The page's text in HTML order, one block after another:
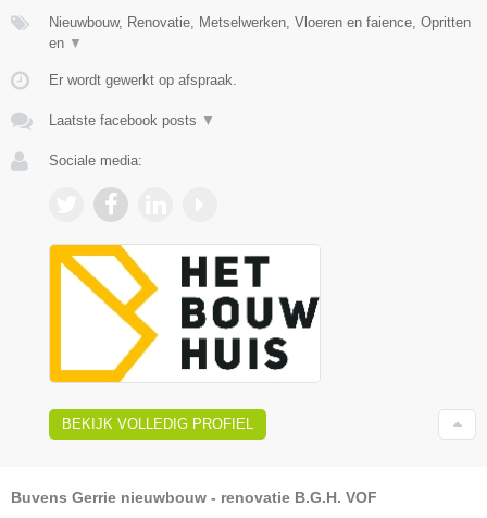
Nieuwbouw, Renovatie, Metselwerken, Vloeren en faience, Opritten
en ▼
Er wordt gewerkt op afspraak.
Laatste facebook posts ▼
Sociale media:
BEKIJK VOLLEDIG PROFIEL
Buvens Gerrie nieuwbouw - renovatie B.G.H. VOF